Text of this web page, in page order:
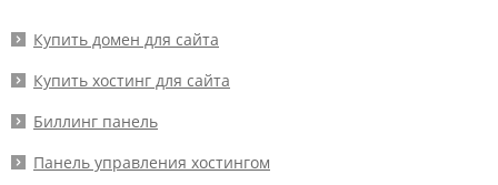
Купить домен для сайта
Купить хостинг для сайта
Биллинг панель
Панель управления хостингом